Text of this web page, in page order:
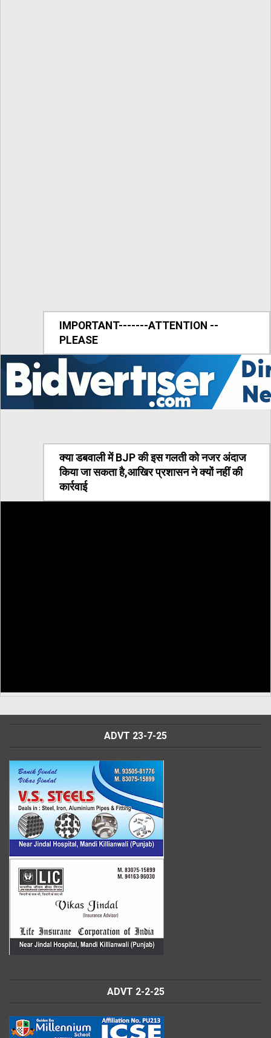
IMPORTANT-------ATTENTION --
PLEASE
क्या डबवाली में BJP की इस गलती को नजर अंदाज
किया जा सकता है,आखिर प्रशासन ने क्यों नहीं की
कार्रवाई
ADVT 23-7-25
ADVT 2-2-25